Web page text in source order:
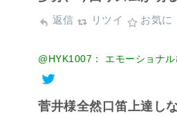
返信 リツイ お気に
@HYK1007： エモーショナル
菅井様全然口笛上達し